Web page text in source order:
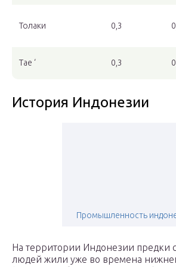
Толаки 0,3
Tae ‘ 0,3
История Индонезии
Промышленность
На территории Индонезии предки
людей жили уже во времена